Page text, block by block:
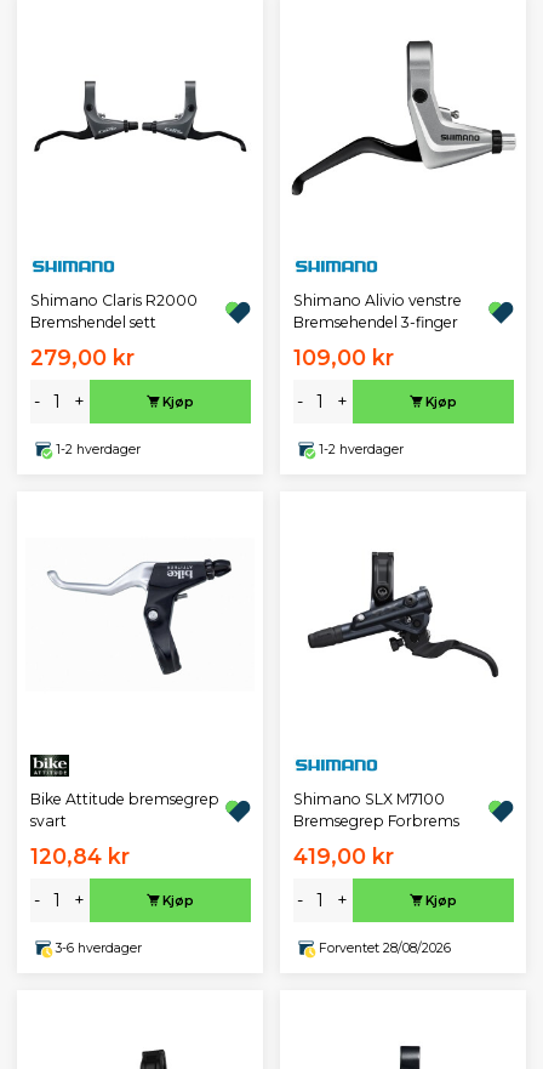
Shimano Claris R2000
Bremshendel sett
279,00 kr
- + Kjøp
1-2 hverdager
Shimano Alivio venstre
Bremsehendel 3-finger
109,00 kr
- + Kjøp
1-2 hverdager
Bike Attitude bremsegrep
svart
120,84 kr
- + Kjøp
3-6 hverdager
Shimano SLX M7100
Bremsegrep Forbrems
419,00 kr
- + Kjøp
Forventet 28/08/2026